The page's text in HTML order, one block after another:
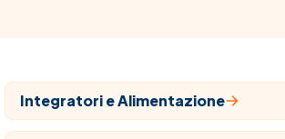
Integratori e Alimentazione